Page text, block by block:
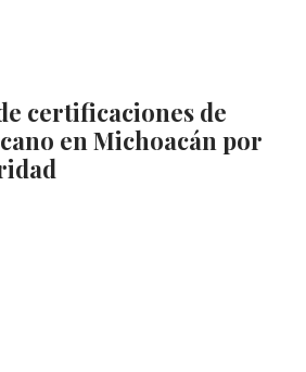
certificaciones de
en Michoacán por